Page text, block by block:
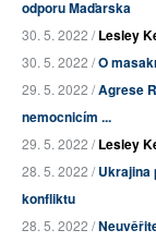
odporu Maďarska
30. 5. 2022 /Lesley
30. 5. 2022 /O
29. 5. 2022 /Agrese
nemocnicím ...
29. 5. 2022 /Lesley
28. 5. 2022 /Ukrajina
konfliktu
28. 5. 2022 /